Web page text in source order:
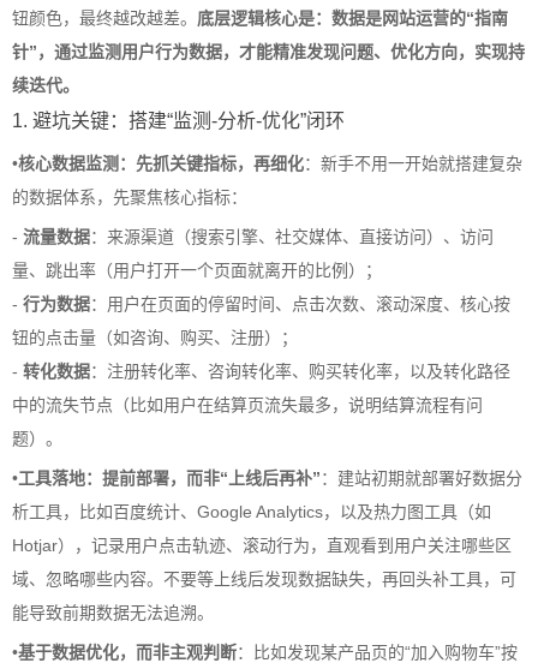
钮颜色，最终越改越差。 底层逻辑核心是：数据是网站运营的“指南
针”，通过监测用户行为数据，才能精准发现问题、优化方向，实现持
续迭代。
1. 避坑关键：搭建“监测-分析-优化”闭环
•核心数据监测：先抓关键指标，再细化：新手不用一开始就搭建复杂
的数据体系，先聚焦核心指标：
- 流量数据：来源渠道（搜索引擎、社交媒体、直接访问）、访问
量、跳出率（用户打开一个页面就离开的比例）；
- 行为数据：用户在页面的停留时间、点击次数、滚动深度、核心按
钮的点击量（如咨询、购买、注册）；
- 转化数据：注册转化率、咨询转化率、购买转化率，以及转化路径
中的流失节点（比如用户在结算页流失最多，说明结算流程有问
题）。
•工具落地：提前部署，而非“上线后再补”：建站初期就部署好数据分
析工具，比如百度统计、Google Analytics，以及热力图工具（如
Hotjar），记录用户点击轨迹、滚动行为，直观看到用户关注哪些区
域、忽略哪些内容。不要等上线后发现数据缺失，再回头补工具，可
能导致前期数据无法追溯。
•基于数据优化，而非主观判断：比如发现某产品页的“加入购物车”按